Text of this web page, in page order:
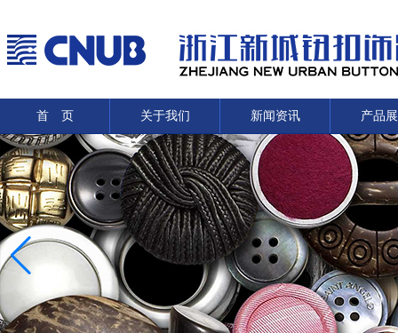
首 页 关于我们 新闻资讯 产品